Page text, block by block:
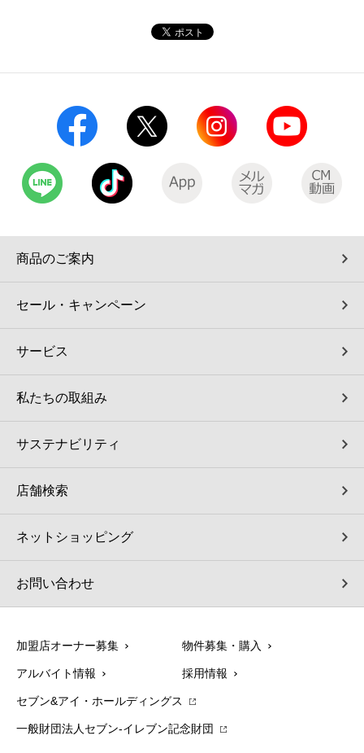
自転車シェアリング（店舗限定）
モバイルバッテリーシェアリング（店舗限定）
セブン-イレブンの歴史
商品のご案内
セール・キャンペーン
サービス
私たちの取組み
サステナビリティ
店舗検索
ネットショッピング
お問い合わせ
加盟店オーナー募集 物件募集・購入
アルバイト情報 採用情報
セブン&アイ・ホールディングス
一般財団法人セブン-イレブン記念財団